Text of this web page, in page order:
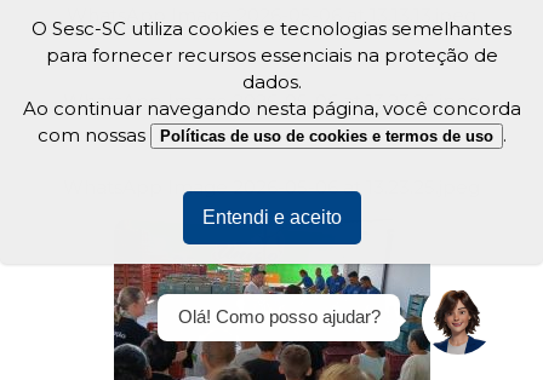
WhatsApp Image 2026-05-06 at 13.23.25.jpeg
WhatsApp Image 2026-05-06 at 13.23.25.jpeg
O Sesc-SC utiliza cookies e tecnologias semelhantes
para fornecer recursos essenciais na proteção de
dados.
Ao continuar navegando nesta página, você concorda
com nossas
Políticas de uso de cookies e termos de uso .
Entendi e aceito
Olá! Como posso ajudar?